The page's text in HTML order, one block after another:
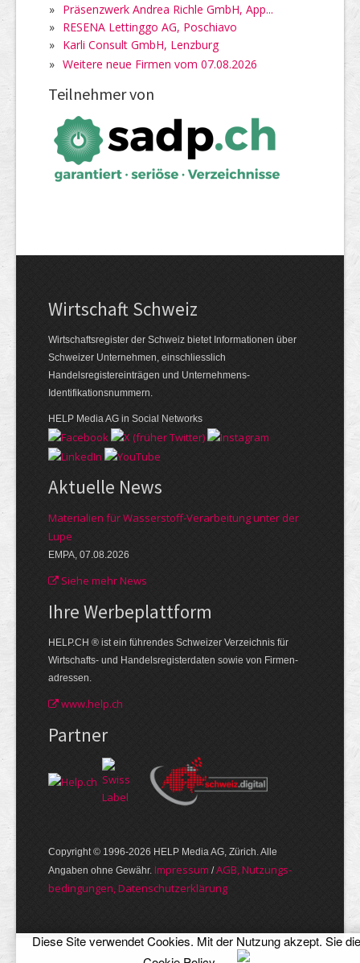
» Präsenzwerk Andrea Richle GmbH, App...
» RESENA Lettinggo AG, Poschiavo
» Karli Consult GmbH, Lenzburg
» Weitere neue Firmen vom 07.08.2026
Teilnehmer von
Wirtschaft Schweiz
Wirtschaftsregister der Schweiz bietet Informationen über
Schweizer Unternehmen, einschliesslich
Handelsregistereinträgen und Unternehmens-
Identifikationsnummern.
HELP Media AG in Social Networks
Aktuelle News
Materialien für Wasserstoff-Verarbeitung unter der
Lupe
EMPA, 07.08.2026
Siehe mehr News
Ihre Werbe­plattform
HELP.CH ® ist ein führendes Schweizer Verzeichnis für
Wirtschafts- und Handelsregisterdaten sowie von Firmen­
adressen.
www.help.ch
Partner
Copyright © 1996-2026 HELP Media AG, Zürich. Alle
Angaben ohne Gewähr. Im­pres­sum /AGB, Nut­zungs­
bedin­gungen, Daten­schutz­er­klärung
Diese Site verwendet Cookies. Mit der Nutzung akzept. Sie die